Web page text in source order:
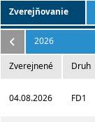
Zverejňovanie
2026
Zverejnené Druh
04.08.2026 FD1